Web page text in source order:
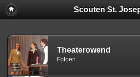
Scouten St.
Theaterowend
Fotoen